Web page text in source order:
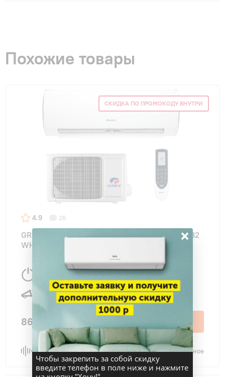
Похожие товары
СКИДКА ПО ПРОМОКОДУ ВНУТРИ
4.9 26
GREE GWH09ACC-K6DNA1F LYRA INVERTER R32
WHITE
27 м2
25 дБ
86 300 ₽
Сравнить В избранное
×
Чтобы закрепить за собой скидку
введите телефон в поле ниже и нажмите